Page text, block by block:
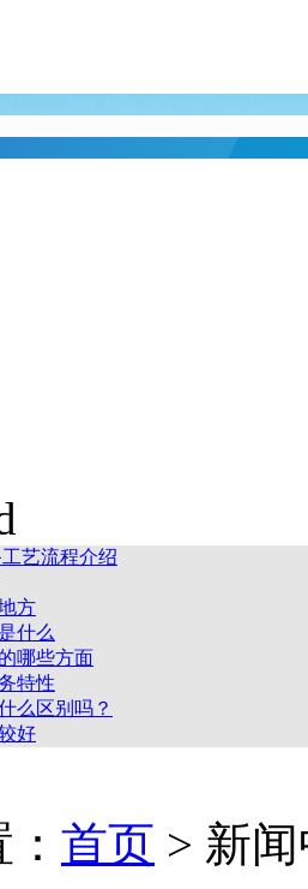
艺流程介绍
方
什么
哪些方面
特性
么区别吗？
好
首页 > 新